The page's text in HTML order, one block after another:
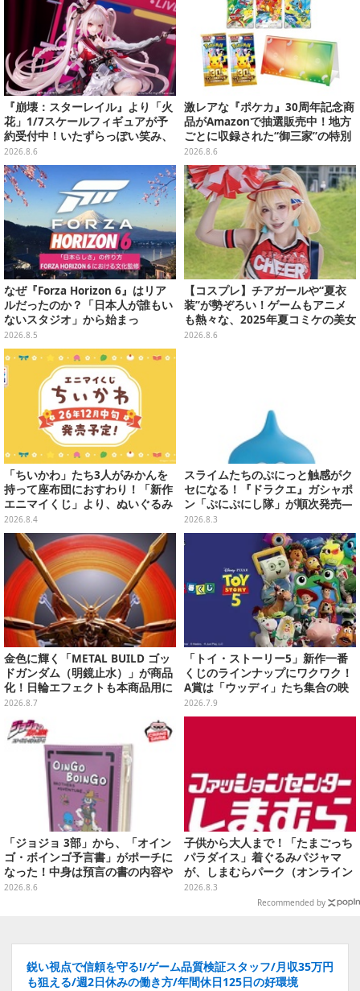
『崩壊：スターレイル』より「火
花」1/7スケールフィギュアが予
約受付中！いたずらっぽい笑み、
シルクハット型のステージが華や
かさを演出
2026.8.6
激レアな『ポケカ』30周年記念商
品がAmazonで抽選販売中！地方
ごとに収録された“御三家”の特別
カード
2026.8.6
なぜ『Forza Horizon 6』はリア
ルだったのか？「日本人が誰もい
ないスタジオ」から始まっ
た、“生活感のある日本"の作り方
【CEDEC2026】
2026.8.5
【コスプレ】チアガールや“夏衣
装”が勢ぞろい！ゲームもアニメ
も熱々な、2025年夏コミケの美女
レイヤーをプレイバック
2026.8.6
「ちいかわ」たち3人がみかんを
持って座布団におすわり！「新作
エニマイくじ」より、ぬいぐるみ
画像が初公開
2026.8.4
スライムたちのぷにっと触感がク
セになる！『ドラクエ』ガシャポ
ン「ぷにぷにし隊」が順次発売―
全4種ではぐれメタルは固め
2026.8.3
金色に輝く「METAL BUILD ゴッ
ドガンダム（明鏡止水）」が商品
化！日輪エフェクトも本商品用に
刷新した豪華仕様
2026.8.7
「トイ・ストーリー5」新作一番
くじのラインナップにワクワク！
A賞は「ウッディ」たち集合の映
画記念フィギュア
2026.7.9
「ジョジョ 3部」から、「オイン
ゴ・ボインゴ予言書」がポーチに
なった！中身は預言の書の内容や
アニメ総柄デザインをプリント
2026.8.6
子供から大人まで！「たまごっち
パラダイス」着ぐるみパジャマ
が、しまむらパーク（オンライン
ストア）にて受注生産
2026.8.3
Recommended by
鋭い視点で信頼を守る!/ゲーム品質検証スタッフ/月収35万円
も狙える/週2日休みの働き方/年間休日125日の好環境